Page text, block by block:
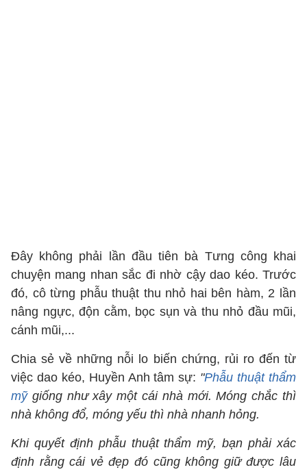
Đây không phải lần đầu tiên bà Tưng công khai
chuyện mang nhan sắc đi nhờ cậy dao kéo. Trước
đó, cô từng phẫu thuật thu nhỏ hai bên hàm, 2 lần
nâng ngực, độn cằm, bọc sụn và thu nhỏ đầu mũi,
cánh mũi,...
Chia sẻ về những nỗi lo biến chứng, rủi ro đến từ
việc dao kéo, Huyền Anh tâm sự: "Phẫu thuật thẩm
mỹgiống như xây một cái nhà mới. Móng chắc thì
nhà không đổ, móng yếu thì nhà nhanh hỏng.
Khi quyết định phẫu thuật thẩm mỹ, bạn phải xác
định rằng cái vẻ đẹp đó cũng không giữ được lâu